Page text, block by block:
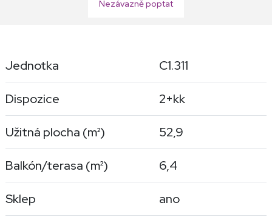
Nezávazně poptat
Jednotka C1.311
Dispozice 2+kk
Užitná plocha (m²) 52,9
Balkón/terasa (m²) 6,4
Sklep ano